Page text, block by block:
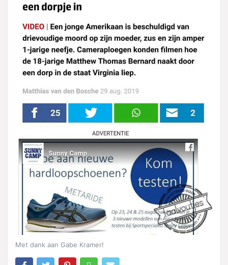
Met dank aan Gabe Kramer!